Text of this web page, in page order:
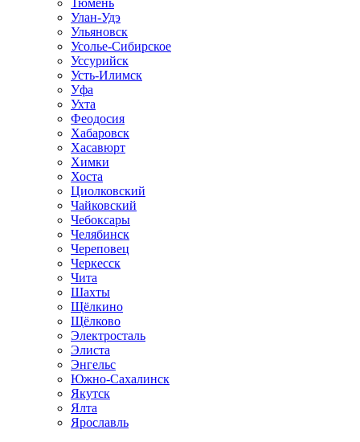
Тюмень
Улан-Удэ
Ульяновск
Усолье-Сибирское
Уссурийск
Усть-Илимск
Уфа
Ухта
Феодосия
Хабаровск
Хасавюрт
Химки
Хоста
Циолковский
Чайковский
Чебоксары
Челябинск
Череповец
Черкесск
Чита
Шахты
Щёлкино
Щёлково
Электросталь
Элиста
Энгельс
Южно-Сахалинск
Якутск
Ялта
Ярославль